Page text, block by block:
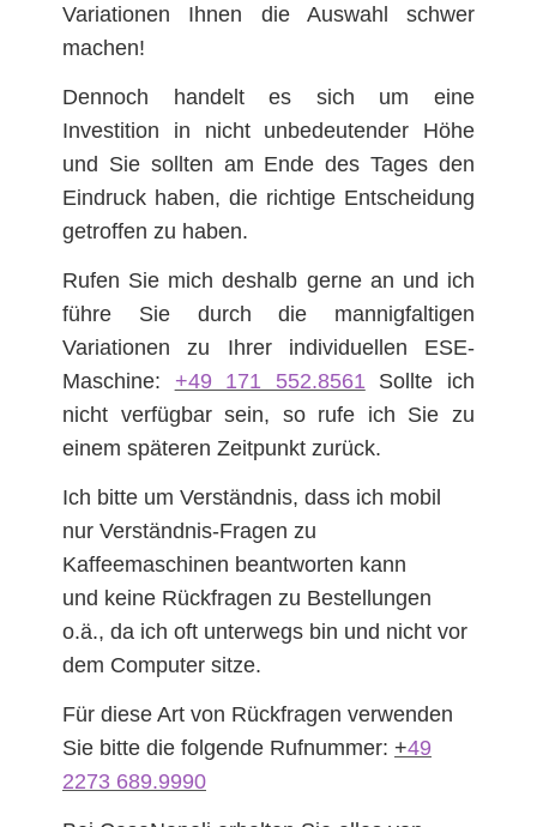
Variationen Ihnen die Auswahl schwer
machen!
Dennoch handelt es sich um eine
Investition in nicht unbedeutender Höhe
und Sie sollten am Ende des Tages den
Eindruck haben, die richtige Entscheidung
getroffen zu haben.
Rufen Sie mich deshalb gerne an und ich
führe Sie durch die mannigfaltigen
Variationen zu Ihrer individuellen ESE-
Maschine: +49 171 552.8561
Sollte ich
nicht verfügbar sein, so rufe ich Sie zu
einem späteren Zeitpunkt zurück.
Ich bitte um Verständnis, dass ich mobil
nur Verständnis-Fragen zu
Kaffeemaschinen beantworten kann
und keine Rückfragen zu Bestellungen
o.ä., da ich oft unterwegs bin und nicht vor
dem Computer sitze.
Für diese Art von Rückfragen verwenden
Sie bitte die folgende Rufnummer: +49
2273 689.9990